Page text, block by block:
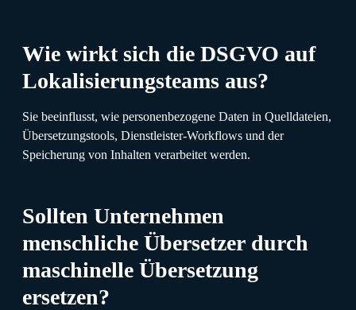
Wie wirkt sich die DSGVO auf
Lokalisierungsteams aus?
Sie beeinflusst, wie personenbezogene Daten in Quelldateien,
Übersetzungstools, Dienstleister-Workflows und der
Speicherung von Inhalten verarbeitet werden.
Sollten Unternehmen
menschliche Übersetzer durch
maschinelle Übersetzung
ersetzen?